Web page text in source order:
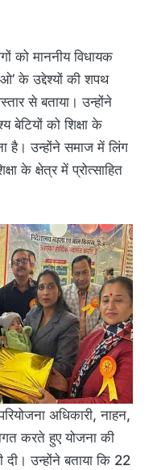
को माननीय विधायक
के उद्देश्यों की शपथ
से बताया। उन्होंने
बेटियों को शिक्षा के
है। उन्होंने समाज में लिंग
के क्षेत्र में प्रोत्साहित
अधिकारी, नाहन,
करते हुए योजना की
उन्होंने बताया कि 22